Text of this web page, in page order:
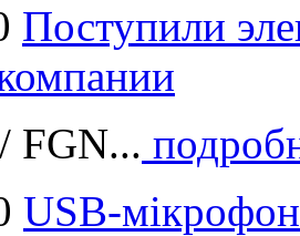
Поступили
FGN...
USB-